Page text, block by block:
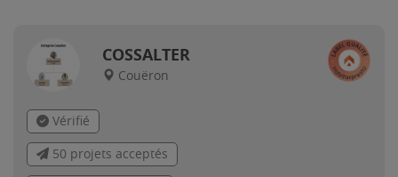
COSSALTER
Couëron
Vérifié
50 projets acceptés